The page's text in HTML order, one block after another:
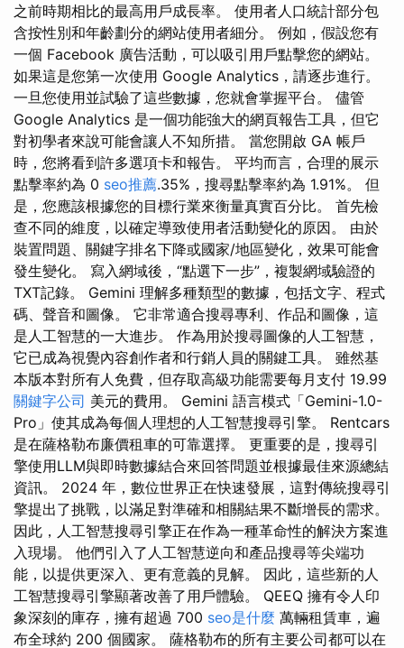
之前時期相比的最高用戶成長率。 使用者人口統計部分包
含按性別和年齡劃分的網站使用者細分。 例如，假設您有
一個 Facebook 廣告活動，可以吸引用戶點擊您的網站。
如果這是您第一次使用 Google Analytics，請逐步進行。
一旦您使用並試驗了這些數據，您就會掌握平台。 儘管
Google Analytics 是一個功能強大的網頁報告工具，但它
對初學者來說可能會讓人不知所措。 當您開啟 GA 帳戶
時，您將看到許多選項卡和報告。 平均而言，合理的展示
點擊率約為 0 seo推薦.35%，搜尋點擊率約為 1.91%。 但
是，您應該根據您的目標行業來衡量真實百分比。 首先檢
查不同的維度，以確定導致使用者活動變化的原因。 由於
裝置問題、關鍵字排名下降或國家/地區變化，效果可能會
發生變化。 寫入網域後，“點選下一步”，複製網域驗證的
TXT記錄。 Gemini 理解多種類型的數據，包括文字、程式
碼、聲音和圖像。 它非常適合搜尋專利、作品和圖像，這
是人工智慧的一大進步。 作為用於搜尋圖像的人工智慧，
它已成為視覺內容創作者和行銷人員的關鍵工具。 雖然基
本版本對所有人免費，但存取高級功能需要每月支付 19.99
關鍵字公司 美元的費用。 Gemini 語言模式「Gemini-1.0-
Pro」使其成為每個人理想的人工智慧搜尋引擎。 Rentcars
是在薩格勒布廉價租車的可靠選擇。 更重要的是，搜尋引
擎使用LLM與即時數據結合來回答問題並根據最佳來源總結
資訊。 2024 年，數位世界正在快速發展，這對傳統搜尋引
擎提出了挑戰，以滿足對準確和相關結果不斷增長的需求。
因此，人工智慧搜尋引擎正在作為一種革命性的解決方案進
入現場。 他們引入了人工智慧逆向和產品搜尋等尖端功
能，以提供更深入、更有意義的見解。 因此，這些新的人
工智慧搜尋引擎顯著改善了用戶體驗。 QEEQ 擁有令人印
象深刻的庫存，擁有超過 700 seo是什麼 萬輛租賃車，遍
布全球約 200 個國家。 薩格勒布的所有主要公司都可以在